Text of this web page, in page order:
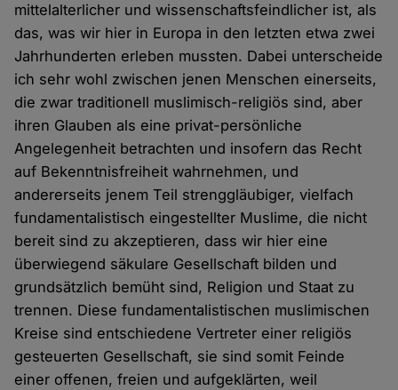
mittelalterlicher und wissenschaftsfeindlicher ist, als
das, was wir hier in Europa in den letzten etwa zwei
Jahrhunderten erleben mussten. Dabei unterscheide
ich sehr wohl zwischen jenen Menschen einerseits,
die zwar traditionell muslimisch-religiös sind, aber
ihren Glauben als eine privat-persönliche
Angelegenheit betrachten und insofern das Recht
auf Bekenntnisfreiheit wahrnehmen, und
andererseits jenem Teil strenggläubiger, vielfach
fundamentalistisch eingestellter Muslime, die nicht
bereit sind zu akzeptieren, dass wir hier eine
überwiegend säkulare Gesellschaft bilden und
grundsätzlich bemüht sind, Religion und Staat zu
trennen. Diese fundamentalistischen muslimischen
Kreise sind entschiedene Vertreter einer religiös
gesteuerten Gesellschaft, sie sind somit Feinde
einer offenen, freien und aufgeklärten, weil